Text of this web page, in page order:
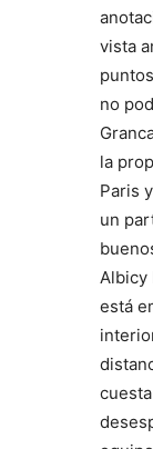
vista
no
la
Paris
un
Albicy
está